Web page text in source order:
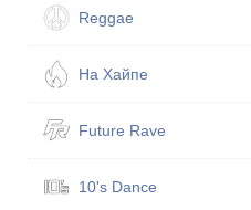
Reggae
На Хайпе
Future Rave
10's Dance